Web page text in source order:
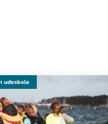
udeskole